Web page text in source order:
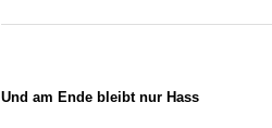
Und am Ende bleibt nur Hass